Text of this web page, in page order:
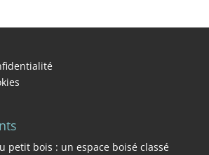
petit bois : un espace boisé classé